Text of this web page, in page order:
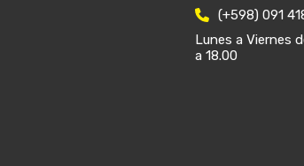
(+598) 091
Lunes a Viernes
a 18.00